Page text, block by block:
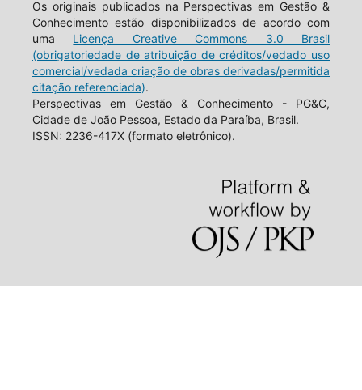
Os originais publicados na Perspectivas em Gestão &
Conhecimento estão disponibilizados de acordo com
uma Licença Creative Commons 3.0 Brasil
(obrigatoriedade de atribuição de créditos/vedado uso
comercial/vedada criação de obras derivadas/permitida
citação referenciada).
Perspectivas em Gestão & Conhecimento - PG&C,
Cidade de João Pessoa, Estado da Paraíba, Brasil.
ISSN: 2236-417X (formato eletrônico).